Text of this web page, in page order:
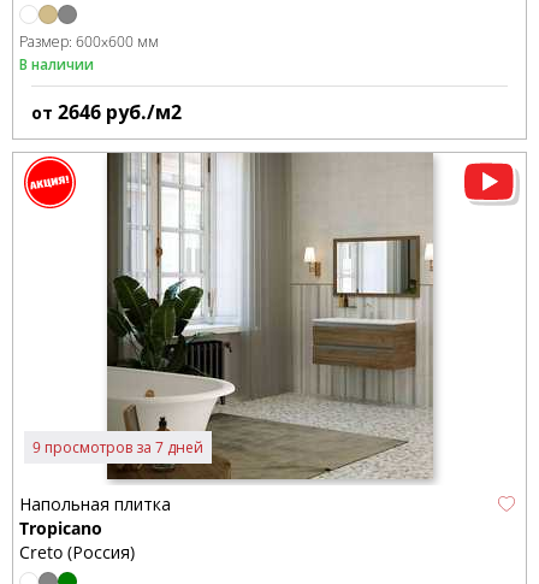
Размер: 600x600 мм
В наличии
от 2646 руб./м2
9 просмотров за 7 дней
Напольная плитка
Tropicano
Creto (Россия)